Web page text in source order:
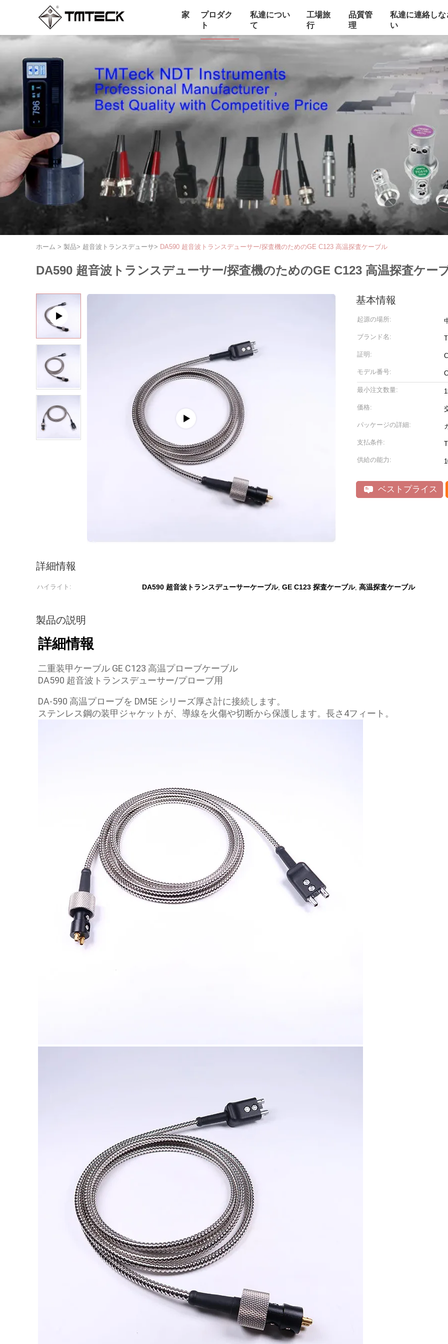
家
プロダク
ト
私達につい
て
工場旅
行
品質管
理
私達に連絡しな
い
ホーム > 製品> 超音波トランスデューサ> DA590 超音波トランスデューサー/探査機のためのGE C123 高温探査ケーブル
DA590 超音波トランスデューサー/探査機のためのGE C123 高温探査ケー
基本情報
起源の場所:
ブランド名:
証明:
モデル番号:
最小注文数量:
価格:
パッケージの詳細:
支払条件:
供給の能力:
ベストプライス
詳細情報
ハイライト: DA590 超音波トランスデューサーケーブル, GE C123 探査ケーブル, 高温探査ケーブル
製品の説明
詳細情報
二重装甲ケーブル GE C123 高温プローブケーブル
DA590 超音波トランスデューサー/プローブ用
DA-590 高温プローブを DM5E シリーズ厚さ計に接続します。
ステンレス鋼の装甲ジャケットが、導線を火傷や切断から保護します。長さ4フィート。